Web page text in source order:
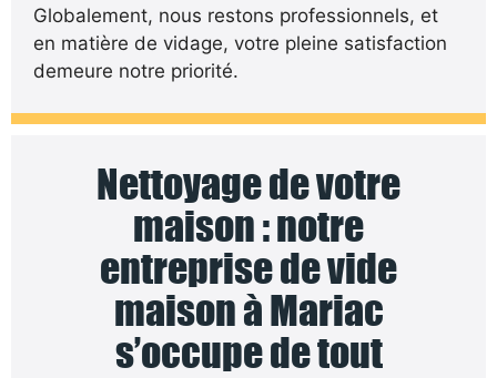
Globalement, nous restons professionnels, et
en matière de vidage, votre pleine satisfaction
demeure notre priorité.
Nettoyage de votre
maison : notre
entreprise de vide
maison à Mariac
s’occupe de tout